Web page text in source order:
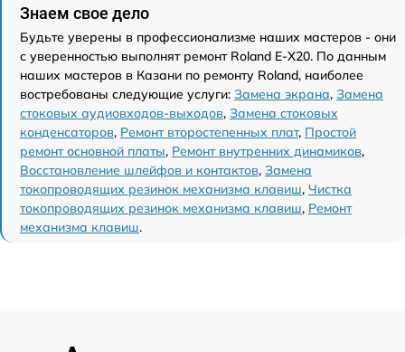
Знаем свое дело
Будьте уверены в профессионализме наших мастеров - они
с уверенностью выполнят ремонт Roland E-X20. По данным
наших мастеров в Казани по ремонту Roland, наиболее
востребованы следующие услуги: Замена экрана, Замена
стоковых аудиовходов-выходов, Замена стоковых
конденсаторов, Ремонт второстепенных плат, Простой
ремонт основной платы, Ремонт внутренних динамиков,
Восстановление шлейфов и контактов, Замена
токопроводящих резинок механизма клавиш, Чистка
токопроводящих резинок механизма клавиш, Ремонт
механизма клавиш.